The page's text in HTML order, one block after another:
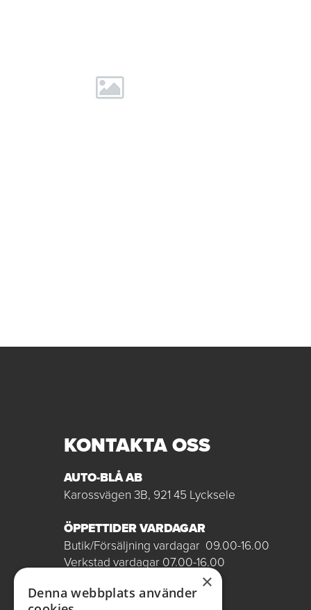
KONTAKTA OSS
AUTO-BLÅ AB
Karossvägen 3B, 921 45 Lycksele
ÖPPETTIDER VARDAGAR
Butik/Försäljning vardagar 09.00-16.00
Verkstad vardagar 07.00-16.00
×
Denna webbplats använder